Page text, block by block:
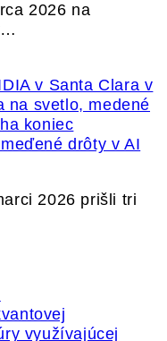
2026 na
drôty v AI
2026 prišli tri